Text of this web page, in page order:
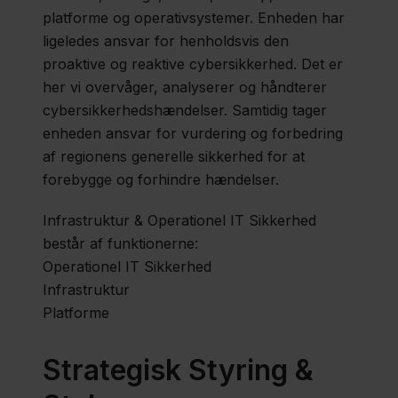
platforme og operativsystemer. Enheden har
ligeledes ansvar for henholdsvis den
proaktive og reaktive cybersikkerhed. Det er
her vi overvåger, analyserer og håndterer
cybersikkerhedshændelser. Samtidig tager
enheden ansvar for vurdering og forbedring
af regionens generelle sikkerhed for at
forebygge og forhindre hændelser.
Infrastruktur & Operationel IT Sikkerhed
består af funktionerne:
Operationel IT Sikkerhed
Infrastruktur
Platforme
Strategisk Styring &